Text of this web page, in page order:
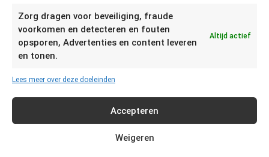
Zorg dragen voor beveiliging, fraude
voorkomen en detecteren en fouten
opsporen, Advertenties en content leveren
en tonen.
Altijd actief
Lees meer over deze doeleinden
Accepteren
Weigeren
Je kunt het beste vaststellen of Slagroom niet meer goed is
door te zien, ruiken en proeven. Als de Slagroom dikke
brokken heeft en zuur smaakt dient de Slagroom
Hoe moet je Slagroom
bewaren?